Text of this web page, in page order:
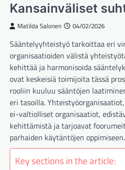
Kansainväliset
Matilda Salonen 04/02/2026
Sääntelyyhteistyö tarkoittaa eri
organisaatioiden välistä
kehittää ja harmonisoida
ovat keskeisiä toimijoita tässä
rooliin kuuluu sääntöjen
eri tasoilla.
ei-valtiolliset organisaatiot,
kehittämistä ja tarjoavat
parhaiden käytäntöjen oppimiseen.
Key sections in the article: